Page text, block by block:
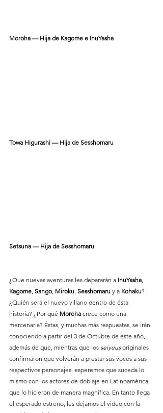
Moroha — Hija de Kagome e InuYasha
Towa Higurashi — Hija de Sesshomaru
Setsuna — Hija de Sesshomaru
¿Que nuevas aventuras les depararán a InuYasha,
Kagome, Sango, Miroku, Sesshomaru y a Kohaku?
¿Quién será el nuevo villano dentro de ésta
historia? ¿Por qué Moroha crece como una
mercenaria? Éstas, y muchas más respuestas, se irán
conociendo a partir del 3 de Octubre de éste año,
además de que, mientras que los seiyuus originales
confirmaron que volverán a prestar sus voces a sus
respectivos personajes, esperemos que suceda lo
mismo con los actores de doblaje en Latinoamérica,
que lo hicieron de manera magnífica. En tanto llega
el esperado estreno, les dejamos el video con la